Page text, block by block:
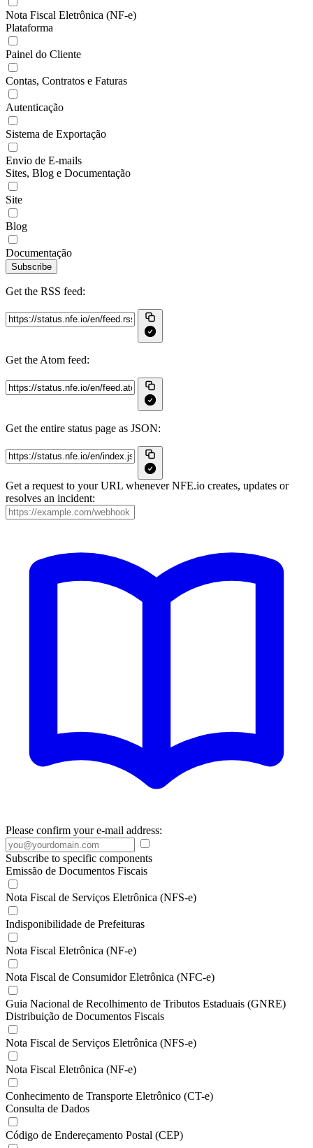
Nota Fiscal Eletrônica (NF-e)
Plataforma
Painel do Cliente
Contas, Contratos e Faturas
Autenticação
Sistema de Exportação
Envio de E-mails
Sites, Blog e Documentação
Site
Blog
Documentação
Subscribe
Get the RSS feed:
Get the Atom feed:
Get the entire status page as JSON:
Get a request to your URL whenever NFE.io creates, updates or
resolves an incident:
Please confirm your e-mail address:
Subscribe to specific components
Emissão de Documentos Fiscais
Nota Fiscal de Serviços Eletrônica (NFS-e)
Indisponibilidade de Prefeituras
Nota Fiscal Eletrônica (NF-e)
Nota Fiscal de Consumidor Eletrônica (NFC-e)
Guia Nacional de Recolhimento de Tributos Estaduais (GNRE)
Distribuição de Documentos Fiscais
Nota Fiscal de Serviços Eletrônica (NFS-e)
Nota Fiscal Eletrônica (NF-e)
Conhecimento de Transporte Eletrônico (CT-e)
Consulta de Dados
Código de Endereçamento Postal (CEP)